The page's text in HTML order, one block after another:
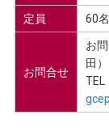
定員 60名
お問合せ
お
田）